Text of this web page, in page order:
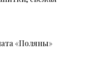
«Поляны»